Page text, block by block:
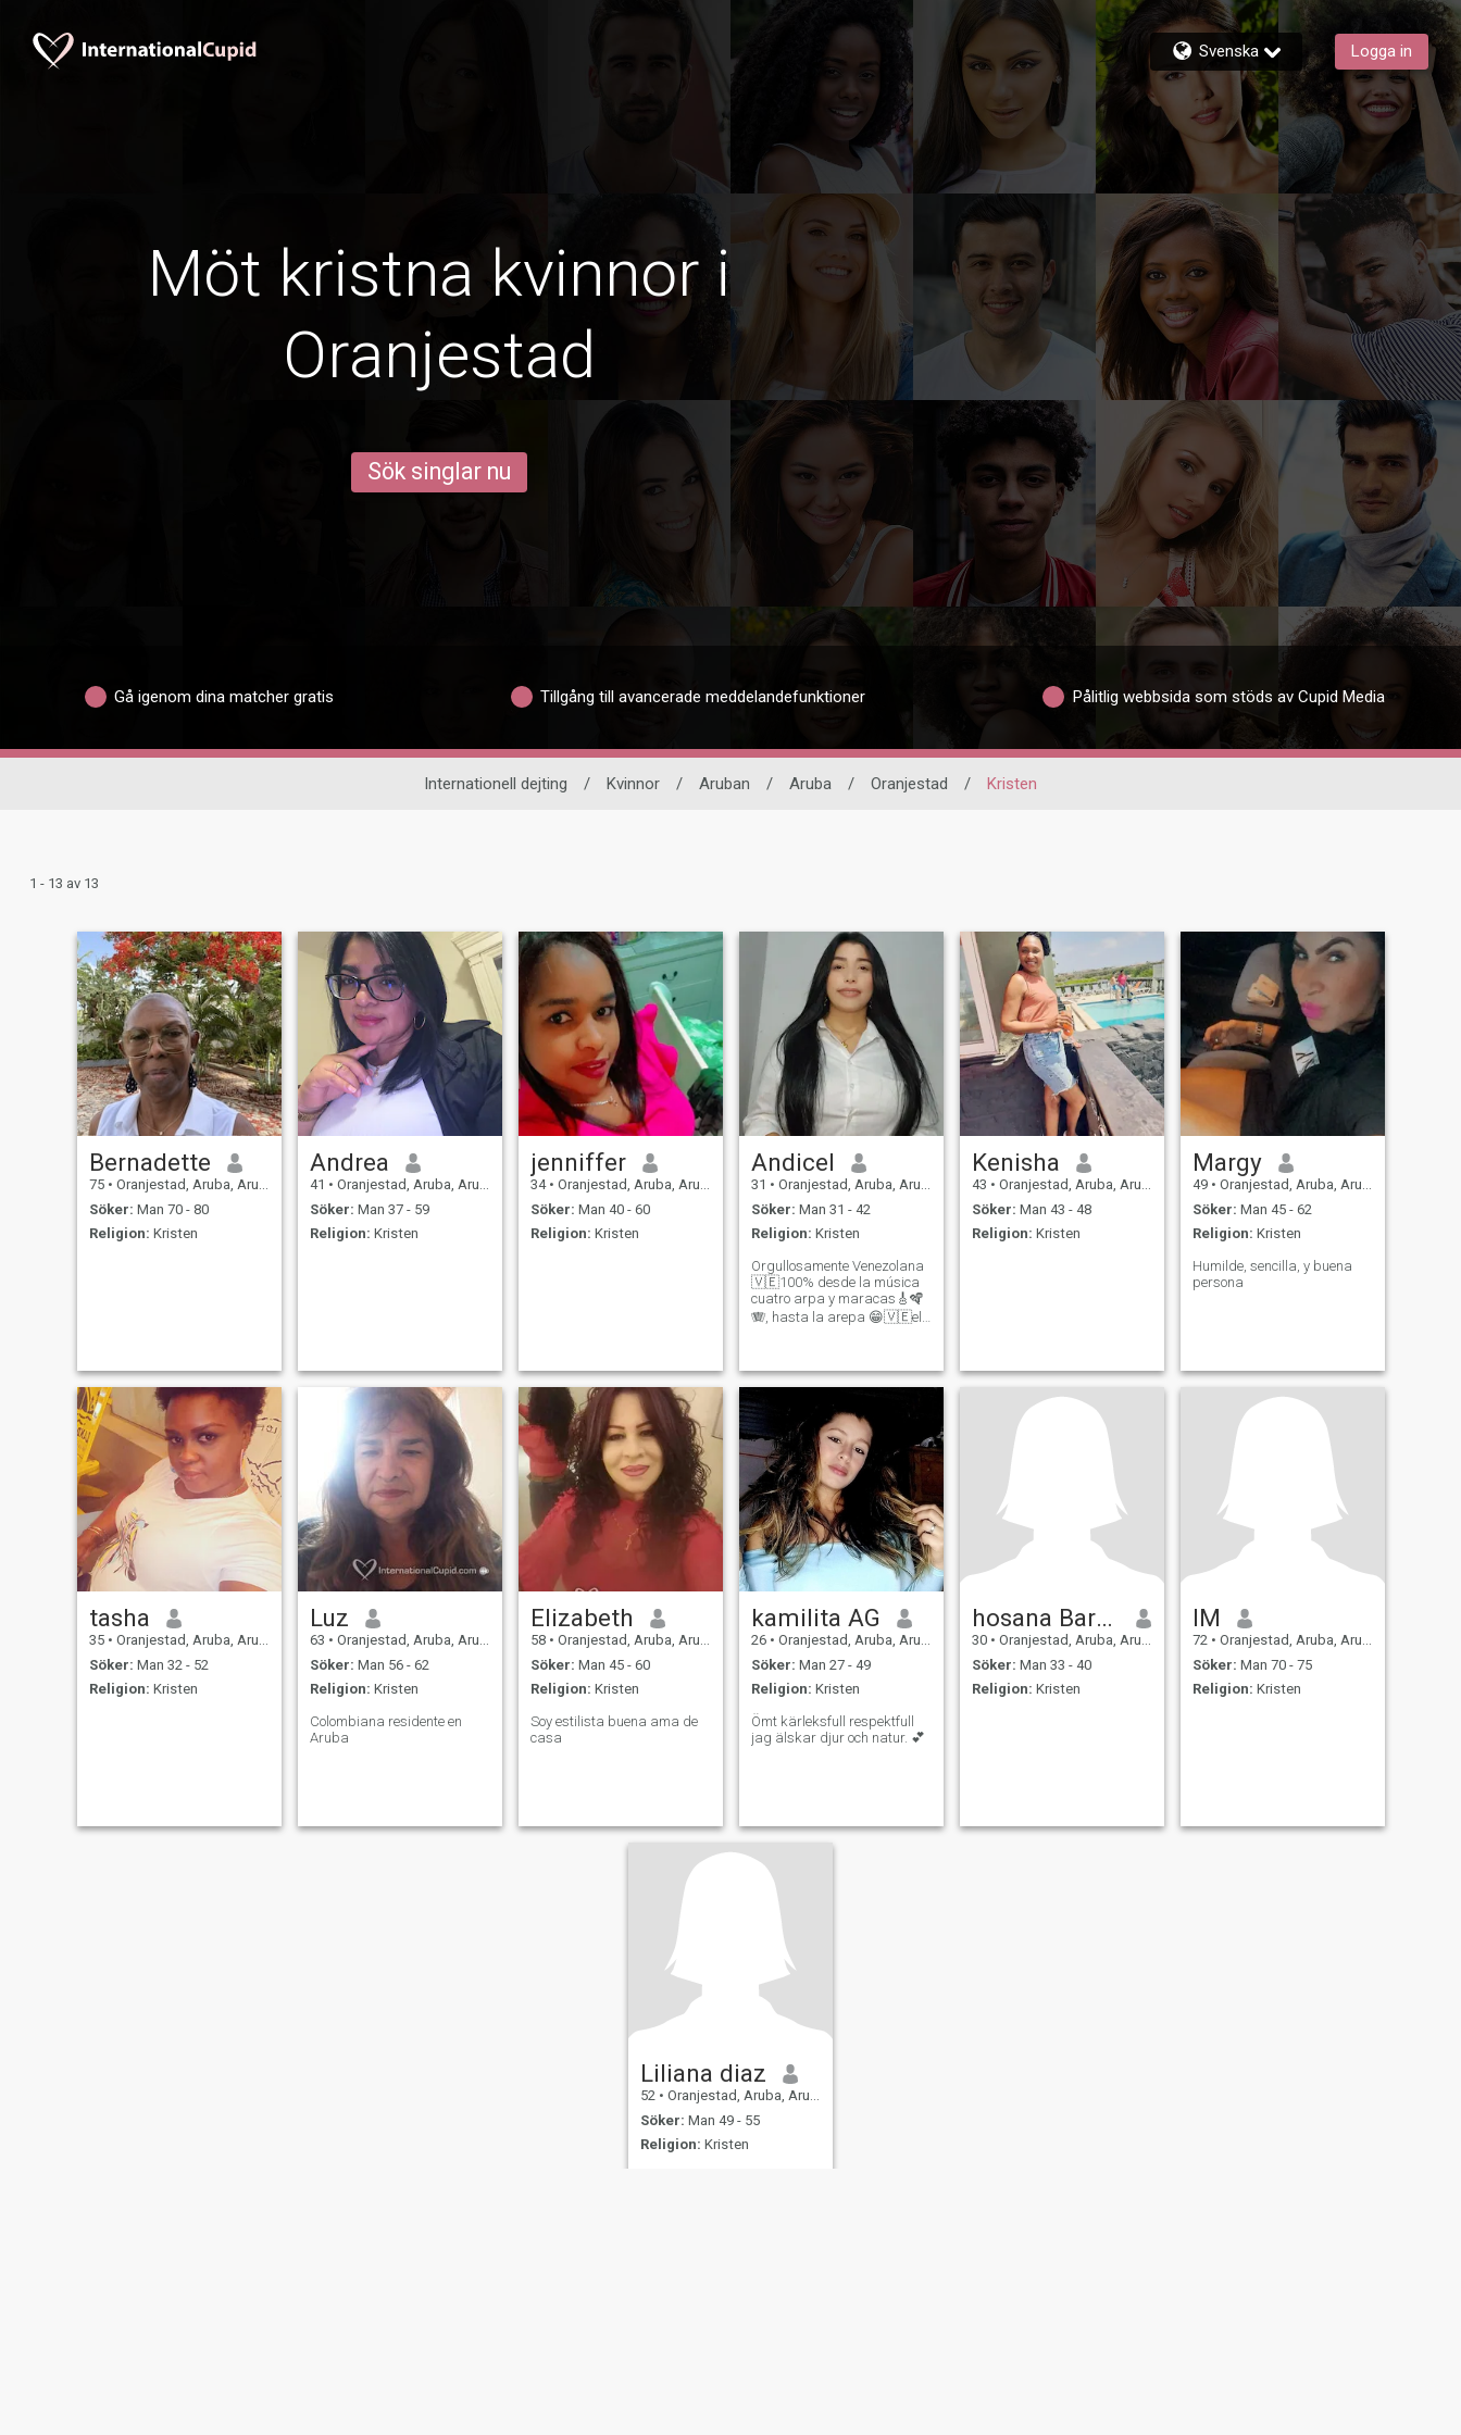
Svenska Logga in
Möt kristna kvinnor i
Oranjestad
Sök singlar nu
Gå igenom dina matcher gratis Tillgång till avancerade meddelandefunktioner Pålitlig webbsida som stöds av Cupid Media
Internationell dejting / Kvinnor / Aruban / Aruba / Oranjestad / Kristen
1 - 13 av 13
Bernadette
75 • Oranjestad, Aruba, Aruba
Söker: Man 70 - 80
Religion: Kristen
Andrea
41 • Oranjestad, Aruba, Aruba
Söker: Man 37 - 59
Religion: Kristen
jenniffer
34 • Oranjestad, Aruba, Aruba
Söker: Man 40 - 60
Religion: Kristen
Andicel
31 • Oranjestad, Aruba, Aruba
Söker: Man 31 - 42
Religion: Kristen
Orgullosamente Venezolana
🇻🇪100% desde la música
cuatro arpa y maracas🎸🪇
🪗, hasta la arepa 😁🇻🇪el
mujer encantadora,
a mi misma porqué he vivido
momentos duros
Kenisha
43 • Oranjestad, Aruba, Aruba
Söker: Man 43 - 48
Religion: Kristen
Margy
49 • Oranjestad, Aruba, Aruba
Söker: Man 45 - 62
Religion: Kristen
Humilde, sencilla, y buena
persona
tasha
35 • Oranjestad, Aruba, Aruba
Söker: Man 32 - 52
Religion: Kristen
Luz
63 • Oranjestad, Aruba, Aruba
Söker: Man 56 - 62
Religion: Kristen
Colombiana residente en
Aruba
Elizabeth
58 • Oranjestad, Aruba, Aruba
Söker: Man 45 - 60
Religion: Kristen
Soy estilista buena ama de
casa
kamilita AG
26 • Oranjestad, Aruba, Aruba
Söker: Man 27 - 49
Religion: Kristen
Ömt kärleksfull respektfull
jag älskar djur och natur. 💕
hosana Barros
30 • Oranjestad, Aruba, Aruba
Söker: Man 33 - 40
Religion: Kristen
IM
72 • Oranjestad, Aruba, Aruba
Söker: Man 70 - 75
Religion: Kristen
Liliana diaz
52 • Oranjestad, Aruba, Aruba
Söker: Man 49 - 55
Religion: Kristen